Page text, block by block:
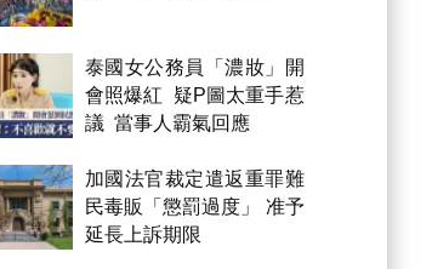
泰國女公務員「濃妝」開
會照爆紅 疑P圖太重手惹
議 當事人霸氣回應
加國法官裁定遣返重罪難
民毒販「懲罰過度」 准予
延長上訴期限